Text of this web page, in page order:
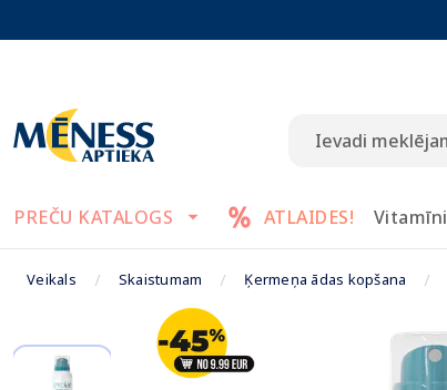
PREČU KATALOGS ATLAIDES! Vitamīni
Veikals Skaistumam Ķermeņa ādas kopšana